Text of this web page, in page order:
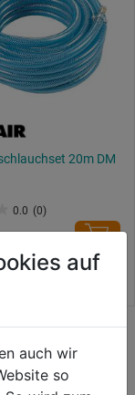
20m DM
0.0 (0)
auf
auch wir
so